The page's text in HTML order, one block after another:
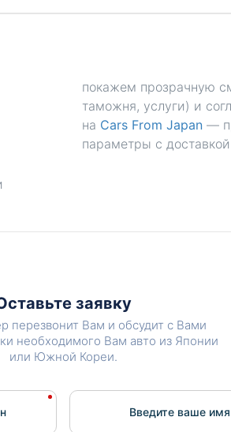
покажем прозрачную
таможня, услуги) и
на Cars From Japan —
параметры с
заявку
перезвонит Вам и обсудит с Вами
необходимого Вам авто из Японии
или Южной Кореи.
Введите вашe имя